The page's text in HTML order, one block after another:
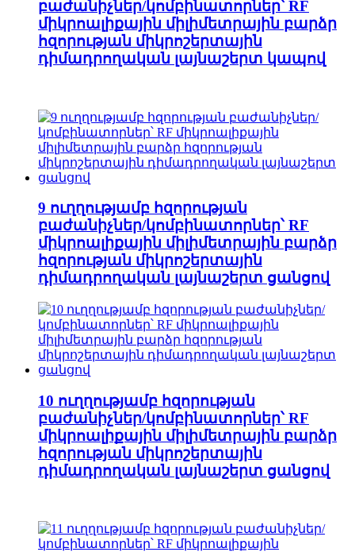
բաժանիչներ/կոմբինատորներ՝ RF
միկրոալիքային միլիմետրային բարձր
հզորության միկրոշերտային
դիմադրողական լայնաշերտ կապով
9 ուղղությամբ հզորության
բաժանիչներ/կոմբինատորներ՝ RF
միկրոալիքային միլիմետրային բարձր
հզորության միկրոշերտային
դիմադրողական լայնաշերտ ցանցով
10 ուղղությամբ հզորության
բաժանիչներ/կոմբինատորներ՝ RF
միկրոալիքային միլիմետրային բարձր
հզորության միկրոշերտային
դիմադրողական լայնաշերտ ցանցով